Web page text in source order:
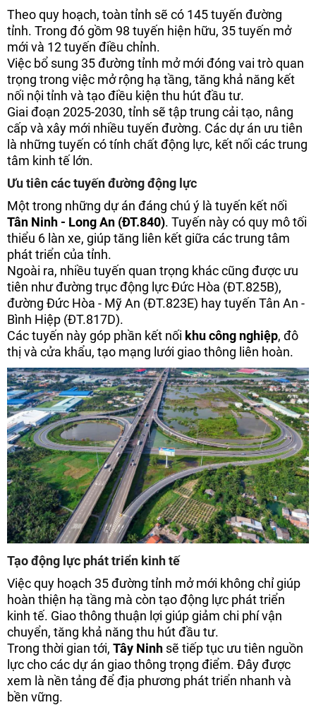
Theo quy hoạch, toàn tỉnh sẽ có 145 tuyến đường
tỉnh. Trong đó gồm 98 tuyến hiện hữu, 35 tuyến mở
mới và 12 tuyến điều chỉnh.
Việc bổ sung 35 đường tỉnh mở mới đóng vai trò quan
trọng trong việc mở rộng hạ tầng, tăng khả năng kết
nối nội tỉnh và tạo điều kiện thu hút đầu tư.
Giai đoạn 2025-2030, tỉnh sẽ tập trung cải tạo, nâng
cấp và xây mới nhiều tuyến đường. Các dự án ưu tiên
là những tuyến có tính chất động lực, kết nối các trung
tâm kinh tế lớn.
Ưu tiên các tuyến đường động lực
Một trong những dự án đáng chú ý là tuyến kết nối
Tân Ninh - Long An (ĐT.840). Tuyến này có quy mô tối
thiểu 6 làn xe, giúp tăng liên kết giữa các trung tâm
phát triển của tỉnh.
Ngoài ra, nhiều tuyến quan trọng khác cũng được ưu
tiên như đường trục động lực Đức Hòa (ĐT.825B),
đường Đức Hòa - Mỹ An (ĐT.823E) hay tuyến Tân An -
Bình Hiệp (ĐT.817D).
Các tuyến này góp phần kết nối khu công nghiệp, đô
thị và cửa khẩu, tạo mạng lưới giao thông liên hoàn.
Tạo động lực phát triển kinh tế
Việc quy hoạch 35 đường tỉnh mở mới không chỉ giúp
hoàn thiện hạ tầng mà còn tạo động lực phát triển
kinh tế. Giao thông thuận lợi giúp giảm chi phí vận
chuyển, tăng khả năng thu hút đầu tư.
Trong thời gian tới, Tây Ninh sẽ tiếp tục ưu tiên nguồn
lực cho các dự án giao thông trọng điểm. Đây được
xem là nền tảng để địa phương phát triển nhanh và
bền vững.